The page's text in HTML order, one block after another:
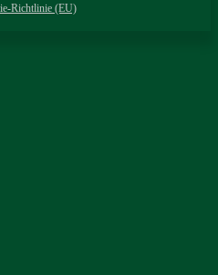
Richtlinie (EU)